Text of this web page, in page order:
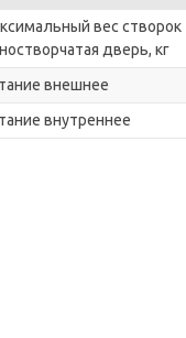
вес створок
дверь, кг
внешнее
внутреннее